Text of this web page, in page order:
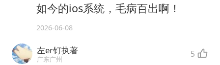
如今的ios系统，毛病百出啊！
2026-06-08
左er钉执著
广东广州 5